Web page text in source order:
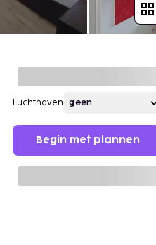
Luchthaven
Begin met plannen